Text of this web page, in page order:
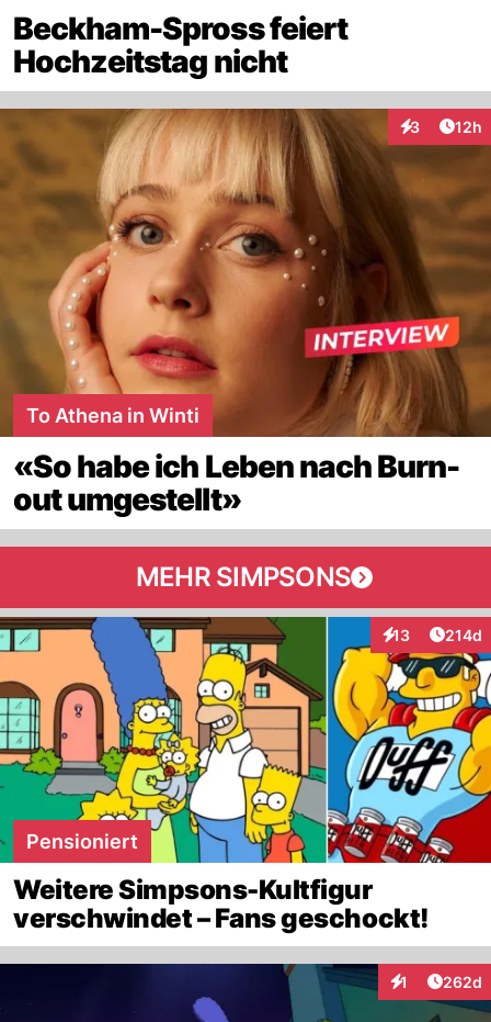
Beckham-Spross feiert
Hochzeitstag nicht
3
Interaktionen
12h
To Athena in Winti
«So habe ich Leben nach Burn-
out umgestellt»
MEHR SIMPSONS
13
Interaktionen
214d
Pensioniert
Weitere Simpsons-Kultfigur
verschwindet – Fans geschockt!
1
Interaktionen
262d